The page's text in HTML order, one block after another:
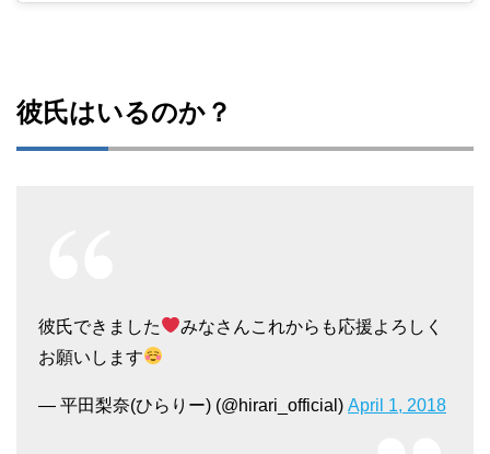
彼氏はいるのか？
彼氏できました
みなさんこれからも応援よろしく
お願いします
— 平田梨奈(ひらりー) (@hirari_official) April 1, 2018